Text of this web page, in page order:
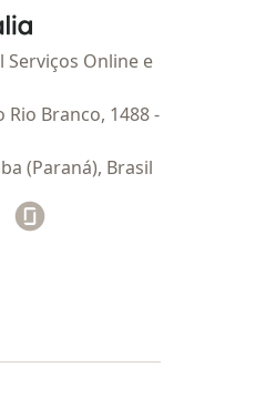
Serviços Online e
Rio Branco, 1488 -
(Paraná), Brasil
separador
novo separador
Linkedin
abre num novo separador
separador
num novo separador